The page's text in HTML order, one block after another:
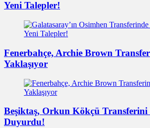
Yeni Talepler!
Fenerbahçe, Archie Brown
Yaklaşıyor
Beşiktaş, Orkun Kökçü Transferini
Duyurdu!